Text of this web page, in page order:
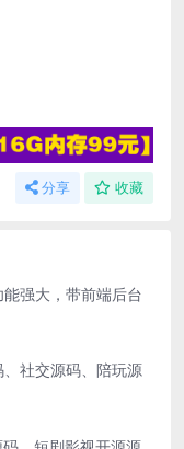
分享 收藏
强大，带前端后台
社交源码、陪玩源